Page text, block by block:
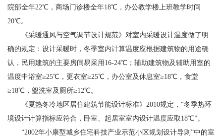
院部全年22℃，商场门诊楼全年18℃，办公教学楼上班教学时间
20℃。
《采暖通风与空气调节设计规范》对室内采暖设计温度做了明
确的规定：设计采暖时，冬季室内计算温度应根据建筑物的用途确
认，民用建筑的主要房间易采用16-24℃；辅助建筑物及辅助用室的
温度中浴室≥25℃，更衣室≥25℃，办公室及休息室≥18℃，食堂
≥18℃，盥洗室及厕所≥12℃。
《夏热冬冷地区居住建筑节能设计标准》2010规定，“冬季热环
境设计计算指标应符合，卧室、起居室室内设计温度应取18℃”。
“2002年小康型城乡住宅科技产业示范小区规划设计导则”中的室